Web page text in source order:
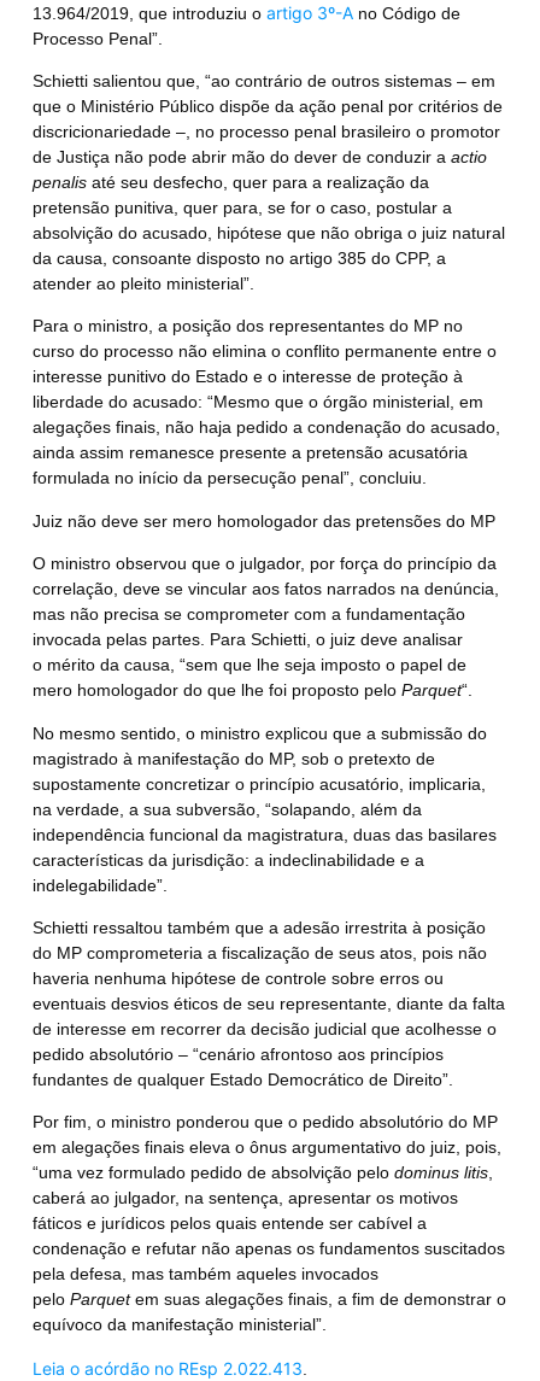
13.964/2019, que introduziu o artigo 3º-Ano Código de
Processo Penal”.
Schietti salientou que, “ao contrário de outros sistemas – em
que o Ministério Público dispõe da ação penal por critérios de
discricionariedade –, no processo penal brasileiro o promotor
de Justiça não pode abrir mão do dever de conduzir a actio
penalisaté seu desfecho, quer para a realização da
pretensão punitiva, quer para, se for o caso, postular a
absolvição do acusado, hipótese que não obriga o juiz natural
da causa, consoante disposto no artigo 385 do CPP, a
atender ao pleito ministerial”.
Para o ministro, a posição dos representantes do MP no
curso do processo não elimina o conflito permanente entre o
interesse punitivo do Estado e o interesse de proteção à
liberdade do acusado: “Mesmo que o órgão ministerial, em
alegações finais, não haja pedido a condenação do acusado,
ainda assim remanesce presente a pretensão acusatória
formulada no início da persecução penal”, concluiu.
Juiz não deve ser mero homologador das pretensões do MP
O ministro observou que o julgador, por força do princípio da
correlação, deve se vincular aos fatos narrados na denúncia,
mas não precisa se comprometer com a fundamentação
invocada pelas partes. Para Schietti, o juiz deve analisar
o mérito da causa, “sem que lhe seja imposto o papel de
mero homologador do que lhe foi proposto pelo Parquet“.
No mesmo sentido, o ministro explicou que a submissão do
magistrado à manifestação do MP, sob o pretexto de
supostamente concretizar o princípio acusatório, implicaria,
na verdade, a sua subversão, “solapando, além da
independência funcional da magistratura, duas das basilares
características da jurisdição: a indeclinabilidade e a
indelegabilidade”.
Schietti ressaltou também que a adesão irrestrita à posição
do MP comprometeria a fiscalização de seus atos, pois não
haveria nenhuma hipótese de controle sobre erros ou
eventuais desvios éticos de seu representante, diante da falta
de interesse em recorrer da decisão judicial que acolhesse o
pedido absolutório – “cenário afrontoso aos princípios
fundantes de qualquer Estado Democrático de Direito”.
Por fim, o ministro ponderou que o pedido absolutório do MP
em alegações finais eleva o ônus argumentativo do juiz, pois,
“uma vez formulado pedido de absolvição pelo dominus litis,
caberá ao julgador, na sentença, apresentar os motivos
fáticos e jurídicos pelos quais entende ser cabível a
condenação e refutar não apenas os fundamentos suscitados
pela defesa, mas também aqueles invocados
pelo Parquetem suas alegações finais, a fim de demonstrar o
equívoco da manifestação ministerial”.
Leia o acórdão no REsp 2.022.413